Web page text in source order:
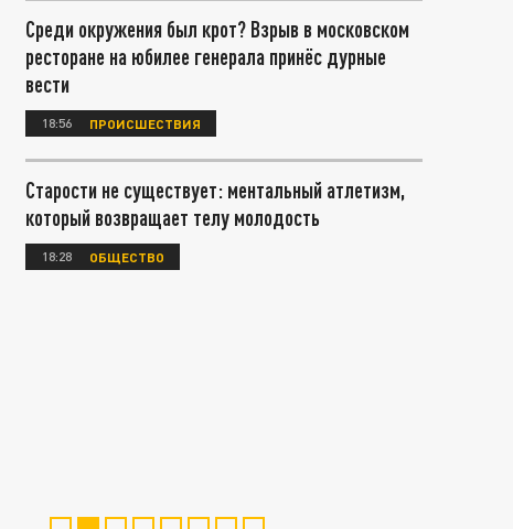
Среди окружения был крот? Взрыв в московском
ресторане на юбилее генерала принёс дурные
вести
18:56 ПРОИСШЕСТВИЯ
Старости не существует: ментальный атлетизм,
который возвращает телу молодость
18:28 ОБЩЕСТВО